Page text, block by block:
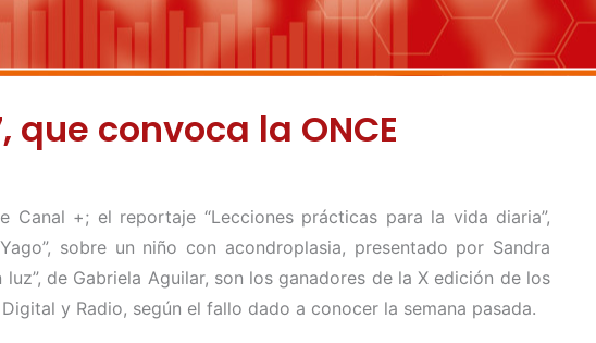
convoca la ONCE
Canal +; el reportaje “Lecciones prácticas para la vida diaria”,
sobre un niño con acondroplasia, presentado por Sandra
de Gabriela Aguilar, son los ganadores de la X edición de los
y Radio, según el fallo dado a conocer la semana pasada.